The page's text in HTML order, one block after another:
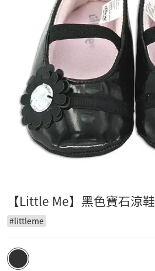
【Little Me】黑色寶石涼鞋
#littleme